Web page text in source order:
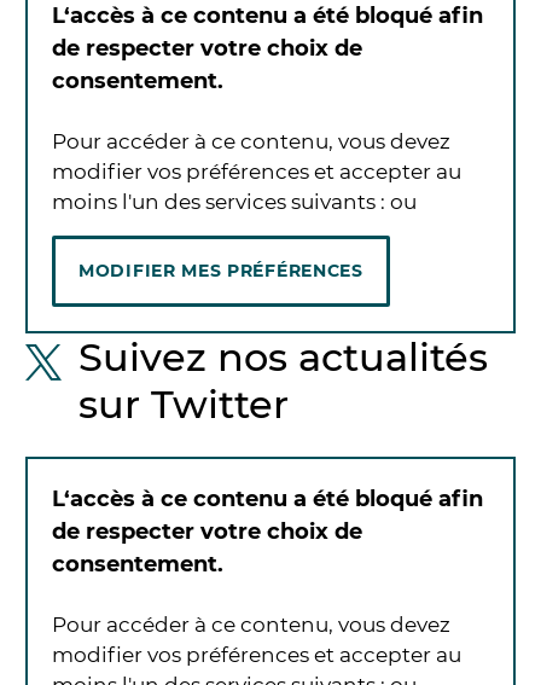
L‘accès à ce contenu a été bloqué afin
de respecter votre choix de
consentement.
Pour accéder à ce contenu, vous devez
modifier vos préférences et accepter au
moins l'un des services suivants : ou
MODIFIER MES PRÉFÉRENCES
Suivez nos actualités
sur Twitter
L‘accès à ce contenu a été bloqué afin
de respecter votre choix de
consentement.
Pour accéder à ce contenu, vous devez
modifier vos préférences et accepter au